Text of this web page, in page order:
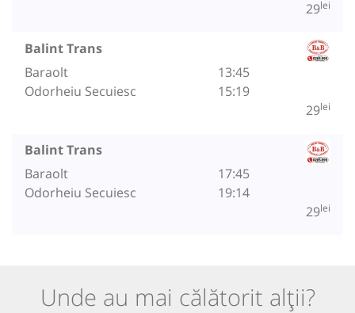
29lei
Balint Trans
Baraolt
Odorheiu Secuiesc
13:45
15:19
29lei
Balint Trans
Baraolt
Odorheiu Secuiesc
17:45
19:14
29lei
Unde au mai călătorit alții?